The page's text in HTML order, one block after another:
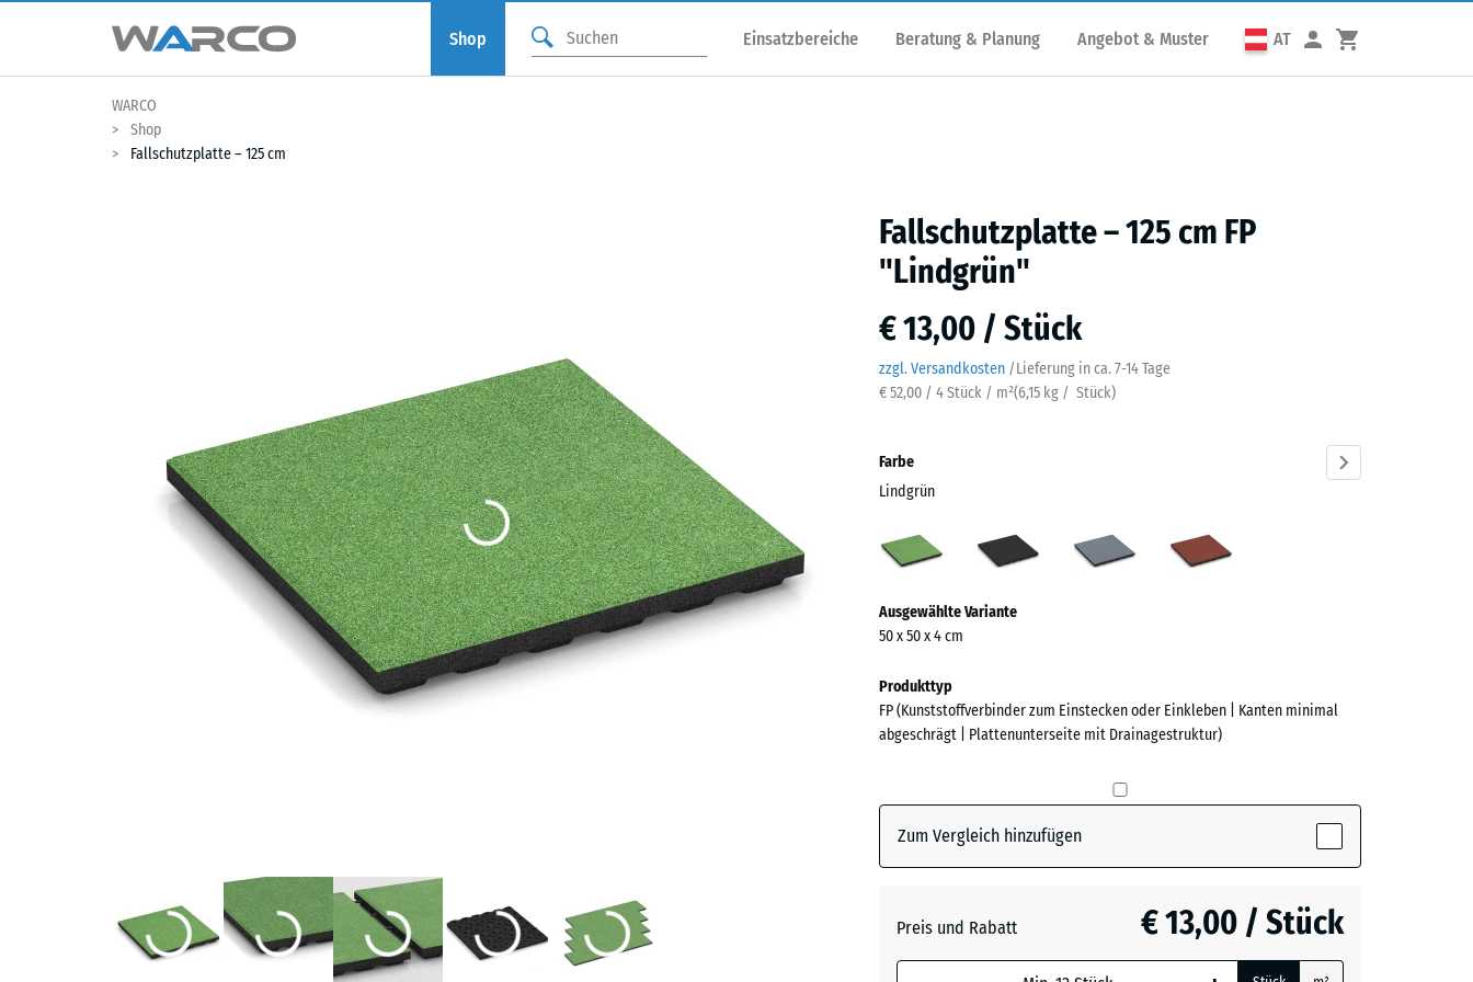
Shop Einsatzbereiche Beratung & Planung Angebot & Muster AT
WARCO
Shop
Fallschutzplatte – 125 cm
Fallschutzplatte – 125 cm FP
"Lindgrün"
€ 13,00 / Stück
zzgl. Versandkosten /Lieferung in ca. 7-14 Tage
€ 52,00 / 4 Stück / m²(6,15 kg / Stück)
Farbe
Lindgrün
(active)
Graphitgrau
Informationen
zu
Farben?
Farbpalette
(active)
Ausgewählte Variante
50 x 50 x 4 cm
Produkttyp
FP (Kunststoffverbinder zum Einstecken oder Einkleben | Kanten minimal
abgeschrägt | Plattenunterseite mit Drainagestruktur)
Zum Vergleich hinzufügen
Preis und Rabatt € 13,00 / Stück